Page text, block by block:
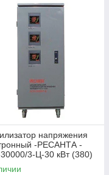
напряжения
-РЕСАНТА -
3-Ц-30 кВт (380)